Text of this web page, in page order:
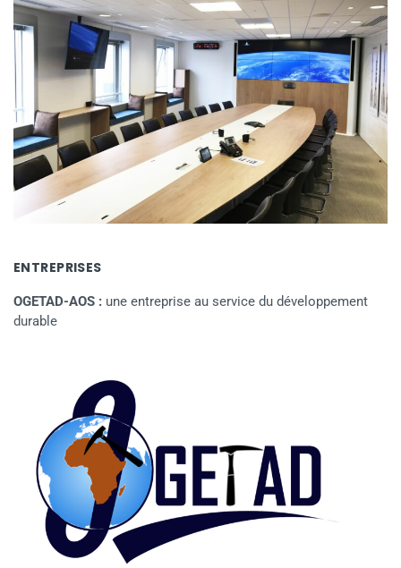
ENTREPRISES
OGETAD-AOS : une entreprise au service du développement
durable